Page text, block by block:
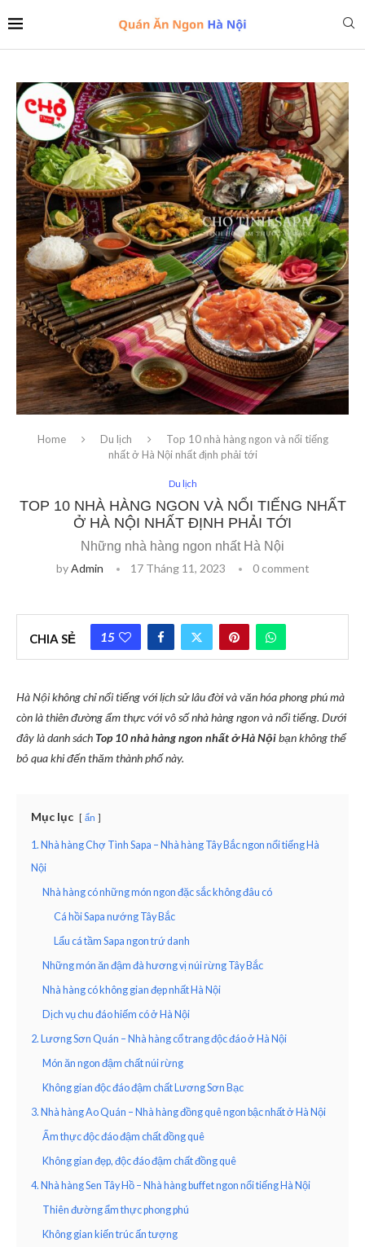
Home Du lịch
Top 10 nhà hàng ngon và nổi tiếng
nhất ở Hà Nội nhất định phải tới
Du lịch
TOP 10 NHÀ HÀNG NGON VÀ NỔI TIẾNG NHẤT
Ở HÀ NỘI NHẤT ĐỊNH PHẢI TỚI
Những nhà hàng ngon nhất Hà Nội
byAdmin 17 Tháng 11, 2023 0 comment
CHIA SẺ 15
Hà Nội không chỉ nổi tiếng với lịch sử lâu đời và văn hóa phong phú mà
còn là thiên đường ẩm thực với vô số nhà hàng ngon và nổi tiếng. Dưới
đây là danh sách Top 10 nhà hàng ngon nhất ở Hà Nộibạn không thể
bỏ qua khi đến thăm thành phố này.
Mục lục ẩn
1. Nhà hàng Chợ Tình Sapa – Nhà hàng Tây Bắc ngon nổi tiếng Hà
Nội
Nhà hàng có những món ngon đặc sắc không đâu có
Cá hồi Sapa nướng Tây Bắc
Lẩu cá tầm Sapa ngon trứ danh
Những món ăn đậm đà hương vị núi rừng Tây Bắc
Nhà hàng có không gian đẹp nhất Hà Nội
Dịch vụ chu đáo hiếm có ở Hà Nội
2. Lương Sơn Quán – Nhà hàng cổ trang độc đáo ở Hà Nội
Món ăn ngon đậm chất núi rừng
Không gian độc đáo đậm chất Lương Sơn Bạc
3. Nhà hàng Ao Quán – Nhà hàng đồng quê ngon bậc nhất ở Hà Nội
Ẩm thực độc đáo đậm chất đồng quê
Không gian đẹp, độc đáo đậm chất đồng quê
4. Nhà hàng Sen Tây Hồ – Nhà hàng buffet ngon nổi tiếng Hà Nội
Thiên đường ẩm thực phong phú
Không gian kiến trúc ấn tượng